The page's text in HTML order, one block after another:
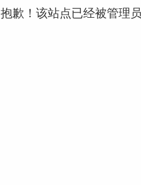
抱歉！该站点已经被管理